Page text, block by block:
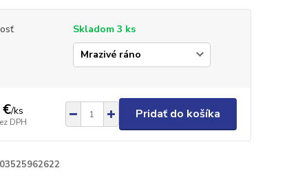
Skladom 3 ks
/ks
DPH
Pridať do košíka